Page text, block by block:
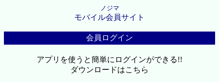
ノジマ
モバイル会員サイト
会員ログイン
アプリを使うと簡単にログインができる!!
ダウンロードはこちら